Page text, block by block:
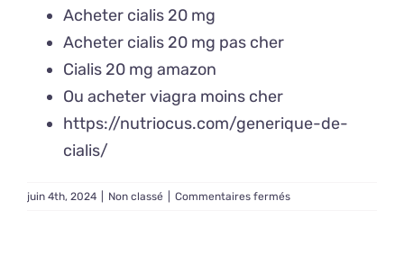
Acheter cialis 20 mg
Acheter cialis 20 mg pas cher
Cialis 20 mg amazon
Ou acheter viagra moins cher
https://nutriocus.com/generique-de-
cialis/
juin 4th, 2024 Non classé Commentaires ferméssur